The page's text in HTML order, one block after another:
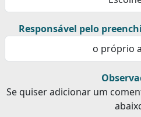
Responsável pelo
Se quiser adicionar um